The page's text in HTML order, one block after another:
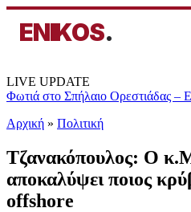
ENIKOS.
LIVE UPDATE
Φωτιά στο Σπήλαιο Ορεστιάδας –
Αρχική » Πολιτική
Τζανακόπουλος: Ο
αποκαλύψει ποιος
offshore